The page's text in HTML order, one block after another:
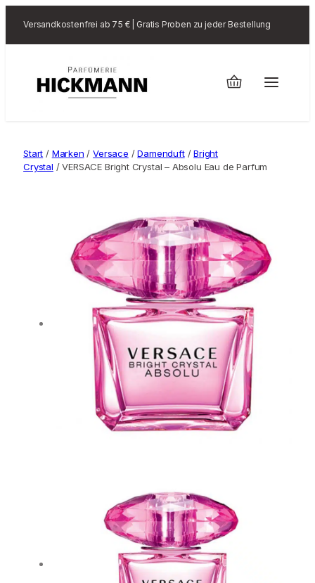
Versandkostenfrei ab 75 € | Gratis Proben zu jeder Bestellung
Start / Marken /Versace /Damenduft/Bright
Crystal / VERSACE Bright Crystal – Absolu Eau de Parfum